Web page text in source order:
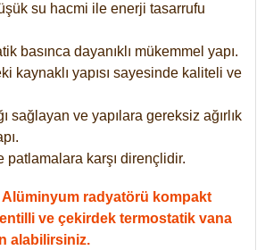
su hacmi ile enerji tasarrufu
basınca dayanıklı mükemmel yapı.
kaynaklı yapısı sayesinde kaliteli ve
sağlayan ve yapılara gereksiz ağırlık
patlamalara karşı dirençlidir.
Alüminyum radyatörü kompakt
ve çekirdek termostatik vana
alabilirsiniz.